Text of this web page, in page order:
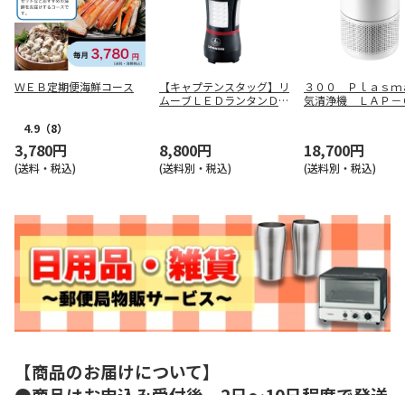
ＷＥＢ定期便海鮮コース
4.9 （8）
3,780円
(送料・税込)
【キャプテンスタッグ】リ
ムーブＬＥＤランタンＤ
8,800円
(送料別・税込)
３００ Ｐｌａｓ
気清浄機 ＬＡＰ－
18,700円
(送料別・税込)
【商品のお届けについて】